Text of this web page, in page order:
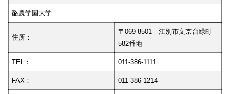
酪農学園大学
住所：
〒069-8501 江別市文京台緑町
582番地
TEL： 011-386-1111
FAX： 011-386-1214